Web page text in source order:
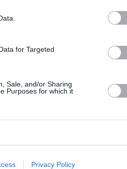
for Targeted
Sale, and/or Sharing
Purposes for which it
Privacy Policy